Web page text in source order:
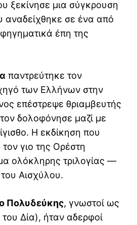
ξεκίνησε μια σύγκρουση
σε ένα από
έπη της
παντρεύτηκε τον
των Ελλήνων στην
επέστρεψε θριαμβευτής
δολοφόνησε μαζί με
Η εκδίκηση που
γιο της Ορέστη
ολόκληρης τριλογίας —
Αισχύλου.
Πολυδεύκης, γνωστοί ως
του Δία), ήταν αδερφοί